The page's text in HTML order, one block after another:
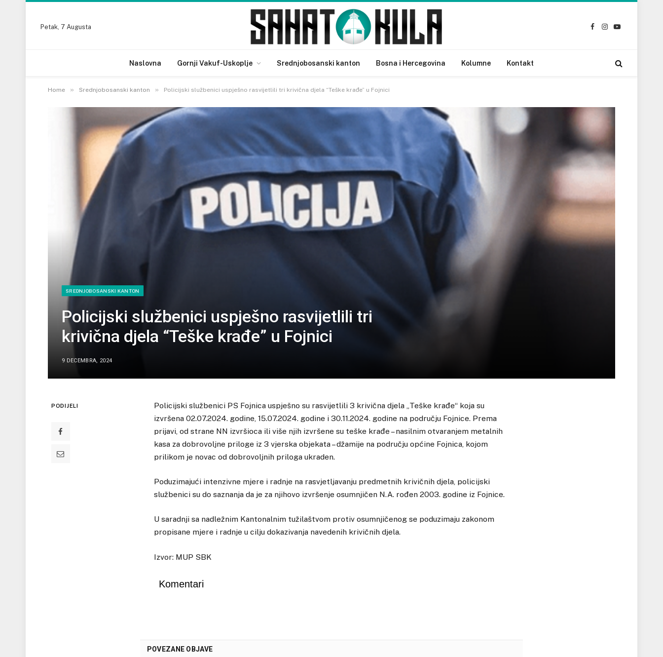
Petak, 7 Augusta
Facebook
Instagram
YouTube
Naslovna Gornji Vakuf-Uskoplje Srednjobosanski kanton Bosna i Hercegovina Kolumne Kontakt
Home » Srednjobosanski kanton » Policijski službenici uspješno rasvijetlili tri krivična djela “Teške krađe” u Fojnici
SREDNJOBOSANSKI KANTON
Policijski službenici uspješno rasvijetlili tri
krivična djela “Teške krađe” u Fojnici
9 DECEMBRA, 2024
PODIJELI
Policijski službenici PS Fojnica uspješno su rasvijetlili 3 krivična djela „Teške krađe“ koja su
izvršena 02.07.2024. godine, 15.07.2024. godine i 30.11.2024. godine na području Fojnice. Prema
prijavi, od strane NN izvršioca ili više njih izvršene su teške krađe – nasilnim otvaranjem metalnih
kasa za dobrovoljne priloge iz 3 vjerska objekata – džamije na području općine Fojnica, kojom
prilikom je novac od dobrovoljnih priloga ukraden.
Poduzimajući intenzivne mjere i radnje na rasvjetljavanju predmetnih krivičnih djela, policijski
službenici su do saznanja da je za njihovo izvršenje osumnjičen N.A. rođen 2003. godine iz Fojnice.
U saradnji sa nadležnim Kantonalnim tužilaštvom protiv osumnjičenog se poduzimaju zakonom
propisane mjere i radnje u cilju dokazivanja navedenih krivičnih djela.
Izvor: MUP SBK
Komentari
POVEZANE OBJAVE